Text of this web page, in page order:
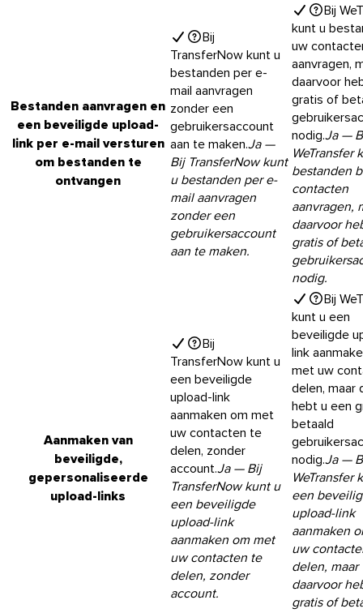
Bestanden aanvragen en
een beveiligde upload-
link per e-mail versturen
om bestanden te
ontvangen
Bij
TransferNow kunt u
bestanden per e-
mail aanvragen
zonder een
gebruikersaccount
aan te maken.Ja—
Bij TransferNow kunt
u bestanden per e-
mail aanvragen
zonder een
gebruikersaccount
aan te maken.
Bij
kunt u
uw
aanvragen,
daarvoor
gratis of
nodig.Ja—
WeTransfer
bestanden
contacten
aanvragen,
daarvoor
gratis of
nodig.
Aanmaken van
beveiligde,
gepersonaliseerde
upload-links
Bij
TransferNow kunt u
een beveiligde
upload-link
aanmaken om met
uw contacten te
delen, zonder
account.Ja— Bij
TransferNow kunt u
een beveiligde
upload-link
aanmaken om met
uw contacten te
delen, zonder
account.
Bij
kunt u een
beveiligde
link
met uw
delen, maar
hebt u een
betaald
nodig.Ja—
WeTransfer
een
upload-link
aanmaken
uw
delen, maar
daarvoor
gratis of